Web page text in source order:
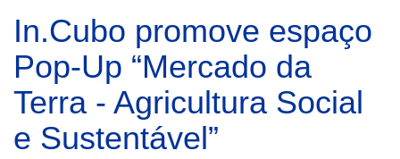
In.Cubo promove espaço
Pop-Up “Mercado da
Terra - Agricultura Social
e Sustentável”